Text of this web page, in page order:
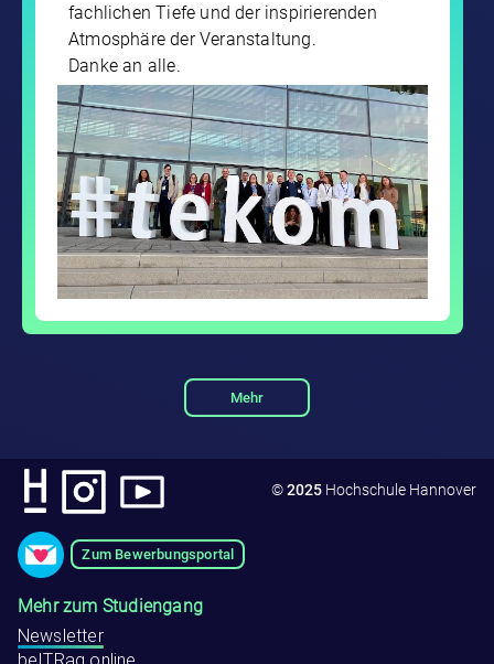
fachlichen Tiefe und der inspirierenden
Atmosphäre der Veranstaltung.
Danke an alle.
Mehr
©2025 Hochschule Hannover
Mehr zum Studiengang
Newsletter
beITRag online
Zum Bewerbungsportal